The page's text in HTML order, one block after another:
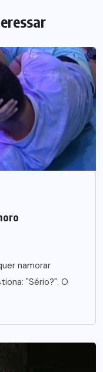
namorar
"Sério?". O